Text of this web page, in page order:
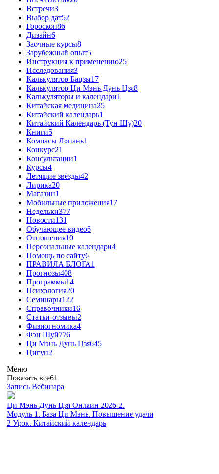
Встречи3
Выбор дат52
Гороскоп86
Дизайн6
Заочные курсы8
Зарубежный опыт5
Инструкция к применению25
Исследования3
Калькулятор Бацзы17
Калькулятор Ци Мэнь Дунь Цзя8
Калькуляторы и календари1
Китайская медицина25
Китайский календарь1
Китайский Календарь (Тун Шу)20
Книги5
Компасы Лопань1
Конкурс21
Консультации1
Курсы4
Летящие звёзды42
Лирика20
Магазин1
Мобильные приложения17
Недельки377
Новости131
Обучающее видео6
Отношения10
Персональные календари4
Помощь по сайту6
ПРАВИЛА БЛОГА1
Прогнозы408
Программы14
Психология20
Семинары122
Справочники16
Статьи-отзывы2
Физиогномика4
Фэн Шуй776
Ци Мэнь Дунь Цзя645
Цигун2
Меню
Показать все61
Запись Вебинара
Ци Мэнь Дунь Цзя Онлайн 2026-2.
Модуль 1. База Ци Мэнь. Повышение удачи
2 Урок. Китайский календарь